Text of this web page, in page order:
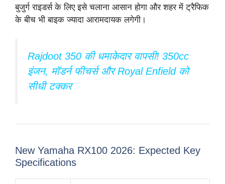
बुजुर्ग राइडर्स के लिए इसे चलाना आसान होगा और शहर में ट्रैफिक
के बीच भी बाइक ज्यादा आरामदायक लगेगी।
Rajdoot 350 की धमाकेदार वापसी! 350cc
इंजन, मॉडर्न फीचर्स और Royal Enfield को
सीधी टक्कर
New Yamaha RX100 2026: Expected Key
Specifications